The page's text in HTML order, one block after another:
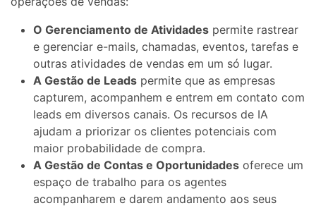
O Gerenciamento de Atividades permite rastrear
e gerenciar e-mails, chamadas, eventos, tarefas e
outras atividades de vendas em um só lugar.
A Gestão de Leads permite que as empresas
capturem, acompanhem e entrem em contato com
leads em diversos canais. Os recursos de IA
ajudam a priorizar os clientes potenciais com
maior probabilidade de compra.
A Gestão de Contas e Oportunidades oferece um
espaço de trabalho para os agentes
acompanharem e darem andamento aos seus